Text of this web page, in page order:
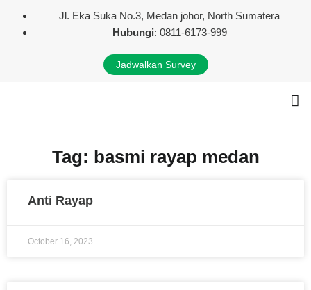
Jl. Eka Suka No.3, Medan johor, North Sumatera
Hubungi: 0811-6173-999
Jadwalkan Survey
Tag: basmi rayap medan
Anti Rayap
October 16, 2023